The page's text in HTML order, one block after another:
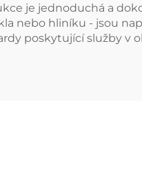
je jednoduchá a
nebo hliníku - jsou
poskytující služby v